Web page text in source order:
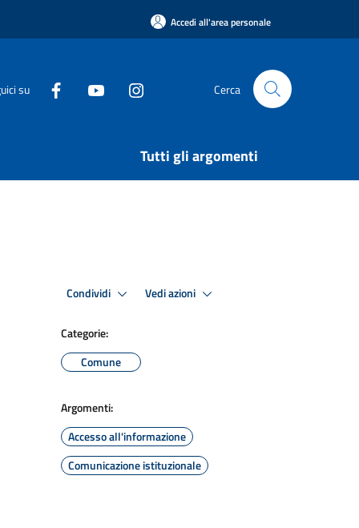
Accedi all'area personale
su Cerca
Tutti gli argomenti
Condividi Vedi azioni
Categorie:
Comune
Argomenti:
Accesso all'informazione
Comunicazione istituzionale